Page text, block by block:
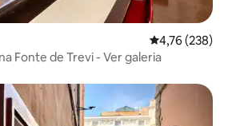
Classificação
4,76 (238)
Fonte de Trevi - Ver galeria